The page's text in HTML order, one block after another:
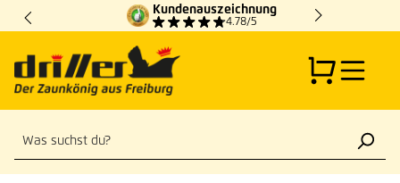
Zum Hauptinhalt springen
Kundenauszeichnung
4.78/5